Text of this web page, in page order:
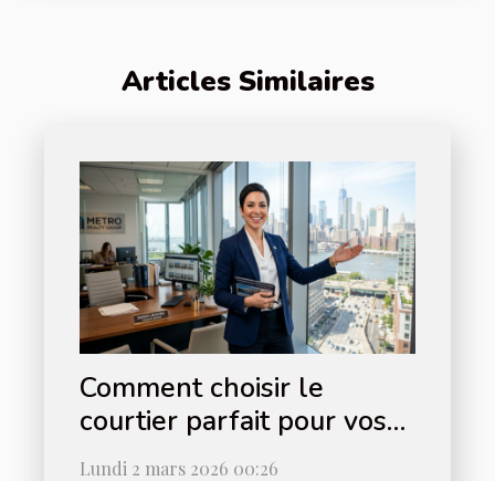
Articles Similaires
Comment choisir le
courtier parfait pour vos
besoins immobiliers ?
Lundi 2 mars 2026 00:26